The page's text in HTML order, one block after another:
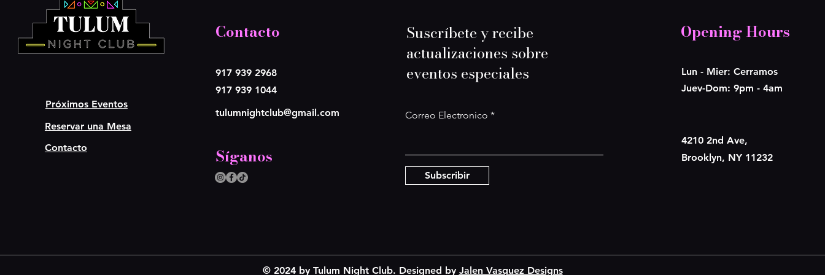
Próximos Eventos
Reservar una Mesa
Contacto
Contacto
917 939 2968
917 939 1044
tulumnightclub@gmail.com
Síganos
Suscríbete y recibe
actualizaciones sobre
eventos especiales
Correo Electronico
Subscribir
Opening Hours
Lun - Mier: Cerramos
​​Juev-Dom: 9pm - 4am
4210 2nd Ave,
Brooklyn, NY 11232
© 2024 by Tulum Night Club. Designed by Jalen Vasquez Designs